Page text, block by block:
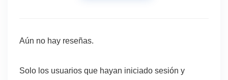
Aún no hay reseñas.
Solo los usuarios que hayan iniciado sesión y